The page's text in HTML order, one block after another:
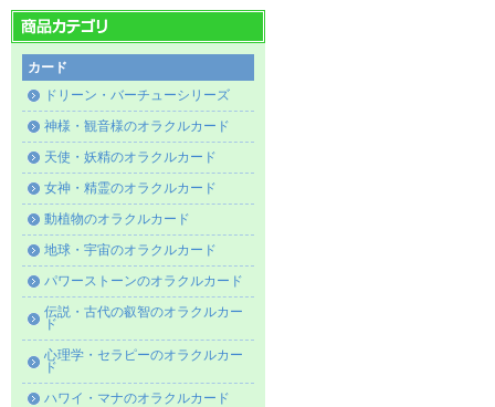
カード
ドリーン・バーチューシリーズ
神様・観音様のオラクルカード
天使・妖精のオラクルカード
女神・精霊のオラクルカード
動植物のオラクルカード
地球・宇宙のオラクルカード
パワーストーンのオラクルカード
伝説・古代の叡智のオラクルカー
ド
心理学・セラピーのオラクルカー
ド
ハワイ・マナのオラクルカード